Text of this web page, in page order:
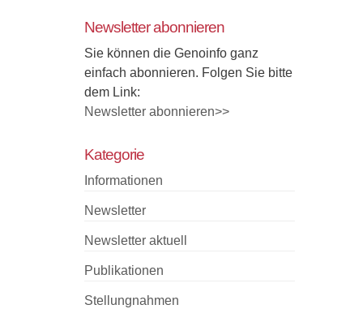
Newsletter abonnieren
Sie können die Genoinfo ganz
einfach abonnieren. Folgen Sie bitte
dem Link:
Newsletter abonnieren>>
Kategorie
Informationen
Newsletter
Newsletter aktuell
Publikationen
Stellungnahmen